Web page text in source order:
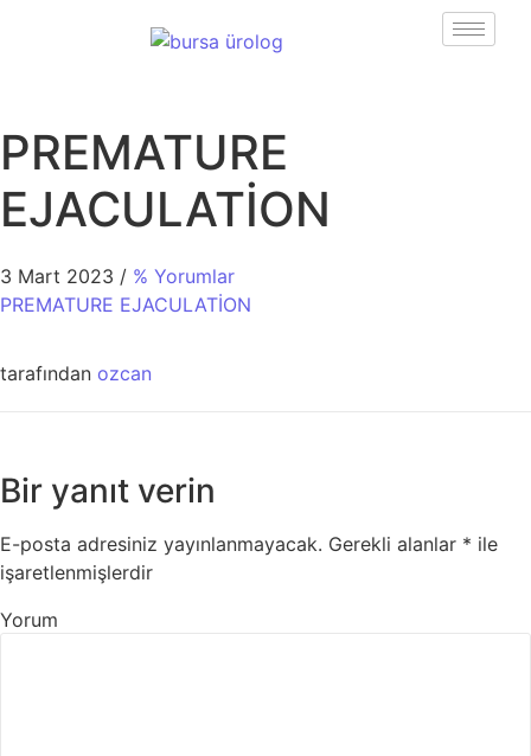
PREMATURE
EJACULATİON
3 Mart 2023 / % Yorumlar
PREMATURE EJACULATİON
tarafından ozcan
Bir yanıt verin
E-posta adresiniz yayınlanmayacak. Gerekli alanlar * ile
işaretlenmişlerdir
Yorum